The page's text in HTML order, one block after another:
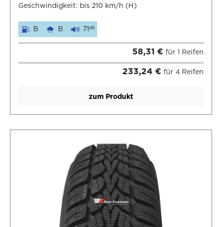
Geschwindigkeit: bis 210 km/h (H)
B B 71dB
58,31 € für 1 Reifen
233,24 € für 4 Reifen
zum Produkt